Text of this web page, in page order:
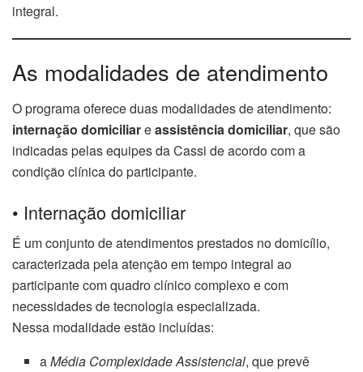
integral.
As modalidades de atendimento
O programa oferece duas modalidades de atendimento:
internação domiciliareassistência domiciliar, que são
indicadas pelas equipes da Cassi de acordo com a
condição clínica do participante.
• Internação domiciliar
É um conjunto de atendimentos prestados no domicílio,
caracterizada pela atenção em tempo integral ao
participante com quadro clínico complexo e com
necessidades de tecnologia especializada.
Nessa modalidade estão incluídas:
aMédia Complexidade Assistencial, que prevê